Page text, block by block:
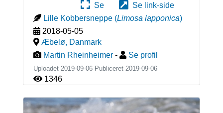
Se
Se link-side
Lille Kobbersneppe (Limosa lapponica)
2018-05-05
Æbelø, Danmark
Martin Rheinheimer - Se profil
Uploadet 2019-09-06 Publiceret 2019-09-06
1346